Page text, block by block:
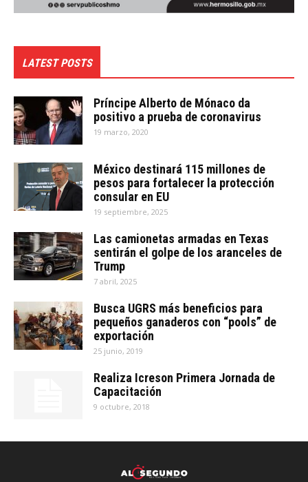
LATEST POSTS
Príncipe Alberto de Mónaco da
positivo a prueba de coronavirus
19 marzo, 2020
México destinará 115 millones de
pesos para fortalecer la protección
consular en EU
19 septiembre, 2025
Las camionetas armadas en Texas
sentirán el golpe de los aranceles de
Trump
7 abril, 2025
Busca UGRS más beneficios para
pequeños ganaderos con “pools” de
exportación
25 junio, 2019
Realiza Icreson Primera Jornada de
Capacitación
9 octubre, 2018